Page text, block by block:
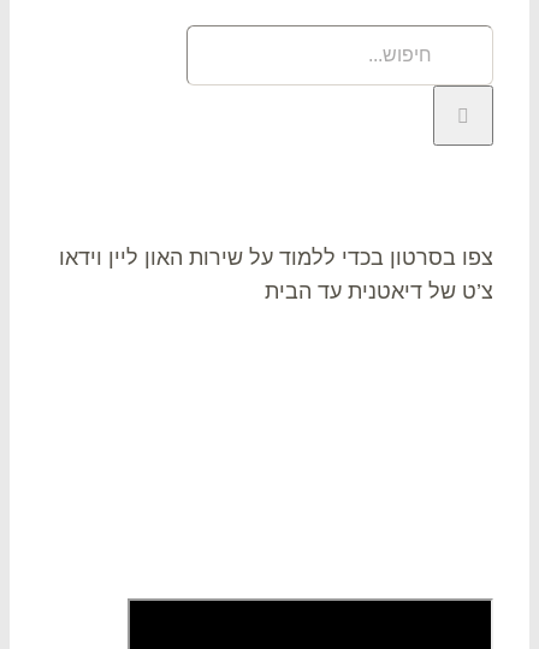
בסרטון בכדי ללמוד על שירות האון ליין וידאו
של דיאטנית עד הבית